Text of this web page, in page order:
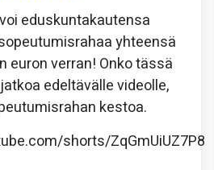
eduskuntakautensa
yhteensä
euron verran! Onko tässä
edeltävälle videolle,
kestoa.
shorts/ZqGmUiUZ7P8